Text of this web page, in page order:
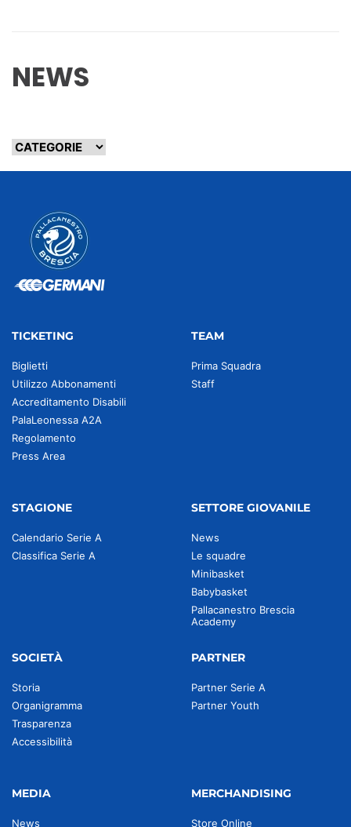
NEWS
TICKETING
Biglietti
Utilizzo Abbonamenti
Accreditamento Disabili
PalaLeonessa A2A
Regolamento
Press Area
TEAM
Prima Squadra
Staff
STAGIONE
Calendario Serie A
Classifica Serie A
SETTORE GIOVANILE
News
Le squadre
Minibasket
Babybasket
Pallacanestro Brescia
Academy
SOCIETÀ
Storia
Organigramma
Trasparenza
Accessibilità
PARTNER
Partner Serie A
Partner Youth
MEDIA
News
MERCHANDISING
Store Online